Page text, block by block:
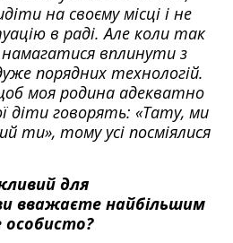
на своєму місці і не
в раді. Але коли так
вплинути з
порядних технологій.
моя родина адекватно
діти говорять: «Тату, ми
ти», тому усі посміялися
для
вважаєте найбільшим
особисто?